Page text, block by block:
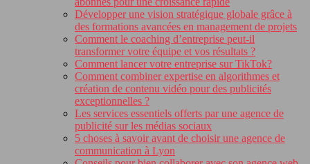
Développer une vision stratégique globale grâce à
des formations avancées en management de projets
Comment le coaching d’entreprise peut-il
transformer votre équipe et vos résultats ?
Comment lancer votre entreprise sur TikTok?
Comment combiner expertise en algorithmes et
création de contenu vidéo pour des publicités
exceptionnelles ?
Les services essentiels offerts par une agence de
publicité sur les médias sociaux
5 choses à savoir avant de choisir une agence de
communication à Lyon